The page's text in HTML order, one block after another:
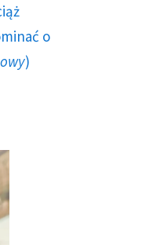
o
)